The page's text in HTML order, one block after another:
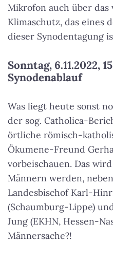
Mikrofon auch über das
Klimaschutz, das eines
dieser Synodentagung
Sonntag, 6.11.2022,
Synodenablauf
Was liegt heute sonst
der sog. Catholica-
örtliche römisch-
Ökumene-Freund
vorbeischauen. Das
Männern werden,
Landesbischof Karl-
(Schaumburg-Lippe)
Jung (EKHN, Hessen-
Männersache?!